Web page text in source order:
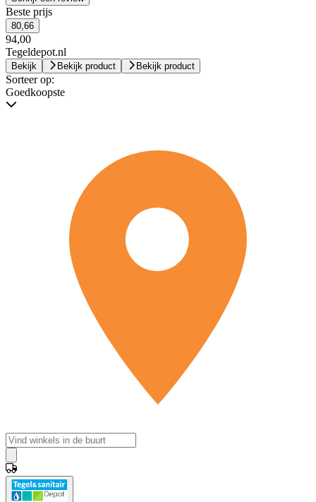
Beste prijs
80,66
94,00
Tegeldepot.nl
Bekijk Bekijk product Bekijk product
Sorteer op:
Goedkoopste